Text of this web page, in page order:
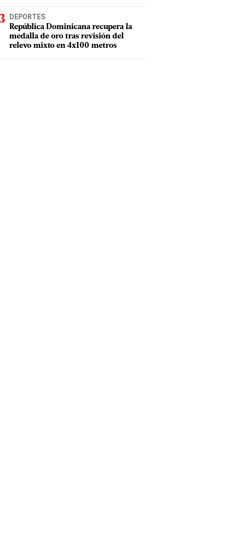
DEPORTES
República Dominicana recupera la
medalla de oro tras revisión del
relevo mixto en 4x100 metros